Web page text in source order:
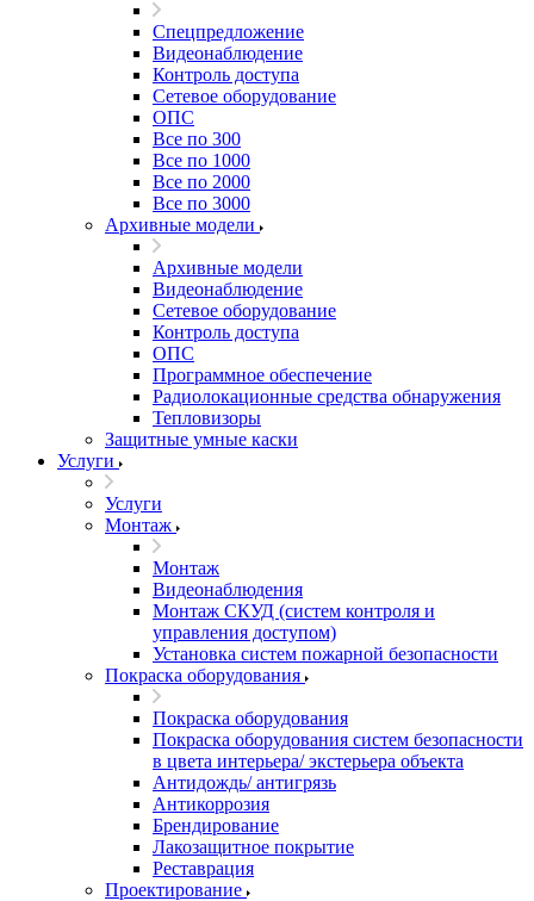
Спецпредложение
Видеонаблюдение
Контроль доступа
Сетевое оборудование
ОПС
Все по 300
Все по 1000
Все по 2000
Все по 3000
Архивные модели
Архивные модели
Видеонаблюдение
Сетевое оборудование
Контроль доступа
ОПС
Программное обеспечение
Радиолокационные средства обнаружения
Тепловизоры
Защитные умные каски
Услуги
Услуги
Монтаж
Монтаж
Видеонаблюдения
Монтаж СКУД (систем контроля и
управления доступом)
Установка систем пожарной безопасности
Покраска оборудования
Покраска оборудования
Покраска оборудования систем безопасности
в цвета интерьера/ экстерьера объекта
Антидождь/ антигрязь
Антикоррозия
Брендирование
Лакозащитное покрытие
Реставрация
Проектирование